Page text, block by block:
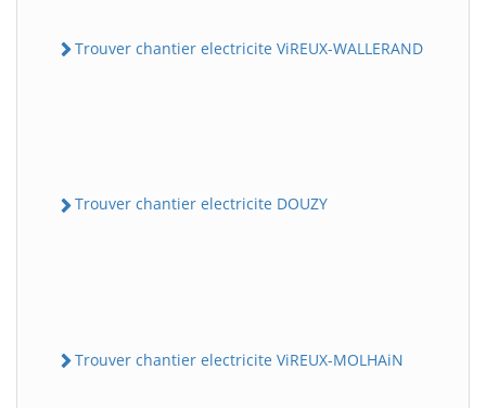
Trouver chantier electricite ViREUX-WALLERAND
Trouver chantier electricite DOUZY
Trouver chantier electricite ViREUX-MOLHAiN